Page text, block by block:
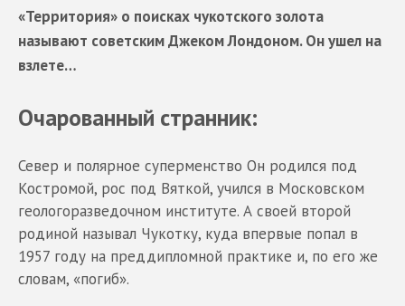
«Территория» о поисках чукотского золота
называют советским Джеком Лондоном. Он ушел на
взлете…
Очарованный странник:
Север и полярное суперменство Он родился под
Костромой, рос под Вяткой, учился в Московском
геологоразведочном институте. А своей второй
родиной называл Чукотку, куда впервые попал в
1957 году на преддипломной практике и, по его же
словам, «погиб».